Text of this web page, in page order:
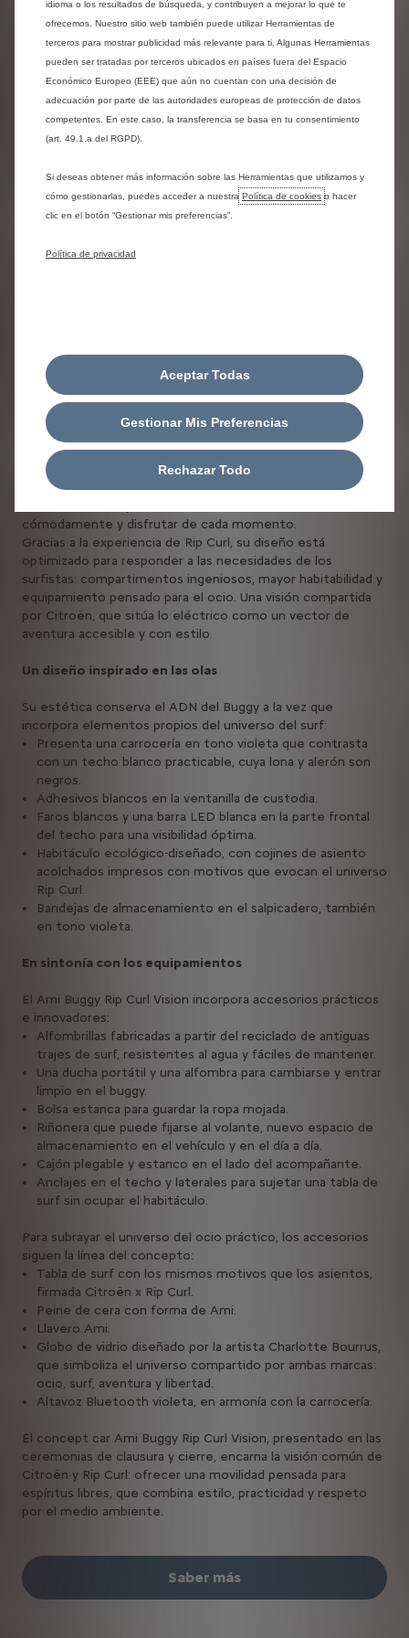
que combinan diseño, alto nivel técnico y espíritu de
evasión. Se unen en torno a una misión común: ofrecer a
cada uno la libertad de desplazarse, evadirse y disfrutar
plenamente de cada momento, tanto en la carretera como
al aire libre.
«Estoy encantado de renovar la colaboración entre Citroën
y Rip Curl, dos marcas que desarrollan productos de diseño y
técnicos al servicio del bienestar, el ocio y la evasión.
el estilo y la libertad, pensada para las generaciones jóvenes.
El concept Citroën Ami Buggy Rip Curl Vision encarna el
espíritu libre y la creatividad que unen a ambas marcas. Con
accesible la movilidad eléctrica, empezando por la
Con un espíritu juguetón, el Citroën Ami Buggy adopta aquí
una imagen totalmente nueva. El Ami Buggy Rip Curl Vision
es el resultado de la visión de dos marcas que sitúan el uso
y la experiencia en el centro del diseño. Citroën y Rip Curl
han imaginado un vehículo que encarna el espíritu surfero
en su forma más auténtica: práctico, robusto y listo para la
aventura. Cada detalle ha sido diseñado para responder a las
necesidades concretas de los riders: desplazarse
cómodamente y disfrutar de cada momento.
Gracias a la experiencia de Rip Curl, su diseño está
optimizado para responder a las necesidades de los
surfistas: compartimentos ingeniosos, mayor habitabilidad y
equipamiento pensado para el ocio. Una visión compartida
por Citroën, que sitúa lo eléctrico como un vector de
aventura accesible y con estilo.
Un diseño inspirado en las olas
Su estética conserva el ADN del Buggy a la vez que
incorpora elementos propios del universo del surf:
Presenta una carrocería en tono violeta que contrasta
con un techo blanco practicable, cuya lona y alerón son
negros.
Adhesivos blancos en la ventanilla de custodia.
Faros blancos y una barra LED blanca en la parte frontal
del techo para una visibilidad óptima.
Habitáculo ecológico-diseñado, con cojines de asiento
acolchados impresos con motivos que evocan el universo
Rip Curl.
Bandejas de almacenamiento en el salpicadero, también
en tono violeta.
En sintonía con los equipamientos
El Ami Buggy Rip Curl Vision incorpora accesorios prácticos
e innovadores:
Alfombrillas fabricadas a partir del reciclado de antiguas
trajes de surf, resistentes al agua y fáciles de mantener.
Una ducha portátil y una alfombra para cambiarse y entrar
limpio en el buggy.
Bolsa estanca para guardar la ropa mojada.
Riñonera que puede fijarse al volante, nuevo espacio de
almacenamiento en el vehículo y en el día a día.
Cajón plegable y estanco en el lado del acompañante.
Anclajes en el techo y laterales para sujetar una tabla de
surf sin ocupar el habitáculo.
Para subrayar el universo del ocio práctico, los accesorios
siguen la línea del concepto:
Tabla de surf con los mismos motivos que los asientos,
firmada Citroën x Rip Curl.
Peine de cera con forma de Ami.
Llavero Ami.
Globo de vidrio diseñado por la artista Charlotte Bourrus,
que simboliza el universo compartido por ambas marcas:
ocio, surf, aventura y libertad.
Altavoz Bluetooth violeta, en armonía con la carrocería.
El concept car Ami Buggy Rip Curl Vision, presentado en las
ceremonias de clausura y cierre, encarna la visión común de
Citroën y Rip Curl: ofrecer una movilidad pensada para
espíritus libres, que combina estilo, practicidad y respeto
por el medio ambiente.
Saber más
idioma o los resultados de búsqueda, y contribuyen a mejorar lo que te
ofrecemos. Nuestro sitio web también puede utilizar Herramientas de
terceros para mostrar publicidad más relevante para ti. Algunas Herramientas
pueden ser tratadas por terceros ubicados en países fuera del Espacio
Económico Europeo (EEE) que aún no cuentan con una decisión de
adecuación por parte de las autoridades europeas de protección de datos
competentes. En este caso, la transferencia se basa en tu consentimiento
(art. 49.1.a del RGPD).
Si deseas obtener más información sobre las Herramientas que utilizamos y
cómo gestionarlas, puedes acceder a nuestra Política de cookies o hacer
clic en el botón “Gestionar mis preferencias”.
Política de privacidad
Gestionar Mis Preferencias
Aceptar Todas
Rechazar Todo